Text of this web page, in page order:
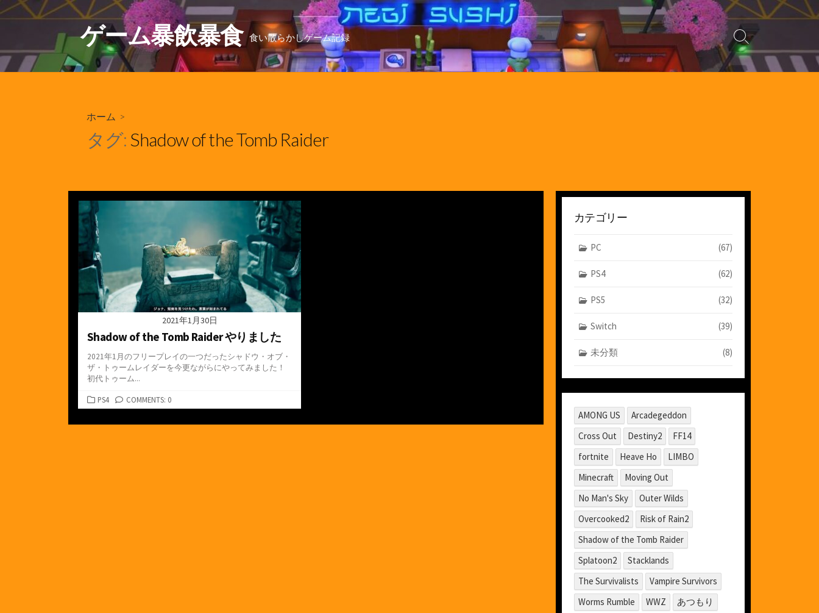
コ
ン
ン
ツ
ゲーム暴飲暴食 食い散らかしゲーム記録
検
索
切
ホーム >
タグ:Shadow of the Tomb Raider
2021年1月30日
Shadow of the Tomb Raider やりました
2021年1月のフリープレイの一つだったシャドウ・オブ・
ザ・トゥームレイダーを今更ながらにやってみました！
初代トゥーム...
カ
テ
ゴ
PS4 COMMENTS: 0
カテゴリー
PC (67)
PS4 (62)
PS5 (32)
Switch (39)
未分類 (8)
AMONG US
Arcadegeddon
Cross Out
Destiny2
FF14
fortnite
Heave Ho
LIMBO
Minecraft
Moving Out
No Man's Sky
Outer Wilds
Overcooked2
Risk of Rain2
Shadow of the Tomb Raider
Splatoon2
Stacklands
The Survivalists
Vampire Survivors
Worms Rumble
WWZ
あつもり